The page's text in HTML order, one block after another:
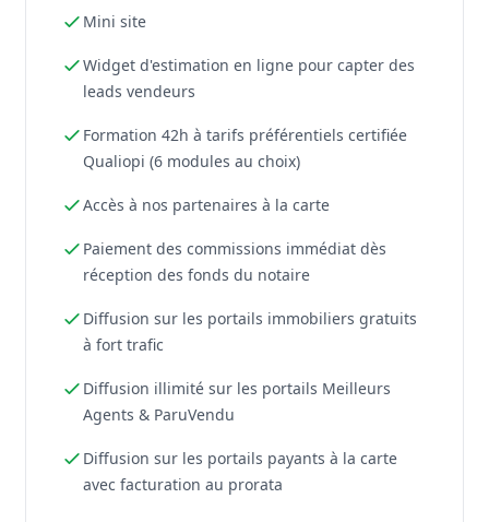
Mini site
Widget d'estimation en ligne pour capter des
leads vendeurs
Formation 42h à tarifs préférentiels certifiée
Qualiopi (6 modules au choix)
Accès à nos partenaires à la carte
Paiement des commissions immédiat dès
réception des fonds du notaire
Diffusion sur les portails immobiliers gratuits
à fort trafic
Diffusion illimité sur les portails Meilleurs
Agents & ParuVendu
Diffusion sur les portails payants à la carte
avec facturation au prorata